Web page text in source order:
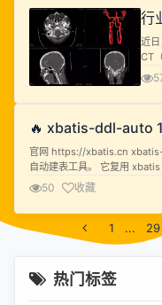
注
接...
行
数
难
近
CT
影
完
的
价
从
🔥 xbatis-ddl-auto
xbatis ！！！
官网 https://xbatis.cn
自动建表工具。 它复用
@ColumnDefinition 等注解
提供接近 JPA ddl-
50 收藏
1 ... 29
热门标签